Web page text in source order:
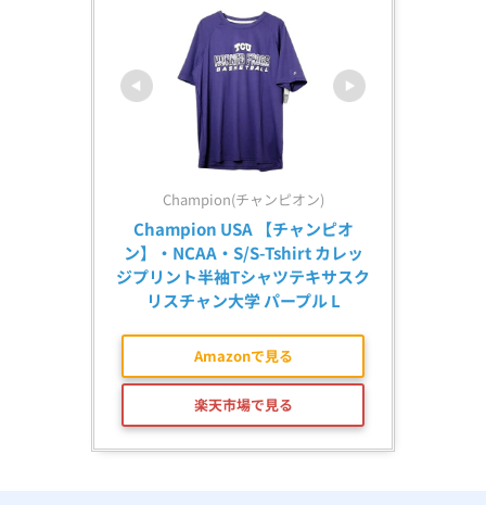
Champion(チャンピオン)
Champion USA 【チャンピオ
ン】・NCAA・S/S-Tshirt カレッ
ジプリント半袖Tシャツテキサスク
リスチャン大学 パープル L
Amazonで見る
楽天市場で見る